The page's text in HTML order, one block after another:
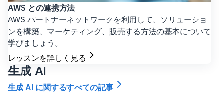
AWS との連携方法
AWS パートナーネットワークを利用して、ソリューショ
ンを構築、マーケティング、販売する方法の基本について
学びましょう。
レッスンを詳しく見る
生成 AI
生成 AI に関するすべての記事